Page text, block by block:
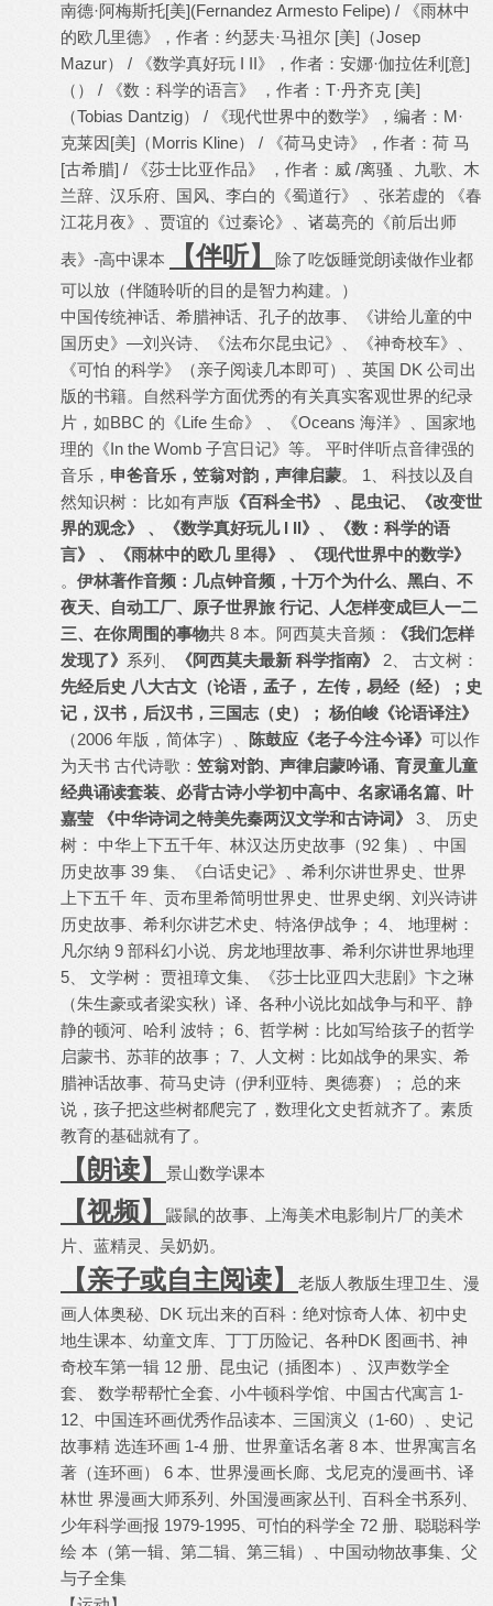
南德·阿梅斯托[美](Fernandez Armesto Felipe) / 《雨林中
的欧几里德》，作者：约瑟夫·马祖尔 [美]（Josep
Mazur） / 《数学真好玩 I II》，作者：安娜·伽拉佐利[意]
（） / 《数：科学的语言》 ，作者：T·丹齐克 [美]
（Tobias Dantzig） / 《现代世界中的数学》，编者：M·
克莱因[美]（Morris Kline） / 《荷马史诗》，作者：荷 马
[古希腊] / 《莎士比亚作品》 ，作者：威 /离骚 、九歌、木
兰辞、汉乐府、国风、李白的《蜀道行》 、张若虚的 《春
江花月夜》、贾谊的《过秦论》、诸葛亮的《前后出师
表》-高中课本
【伴听】
除了吃饭睡觉朗读做作业都
可以放（伴随聆听的目的是智力构建。）
中国传统神话、希腊神话、孔子的故事、《讲给儿童的中
国历史》—刘兴诗、《法布尔昆虫记》、《神奇校车》、
《可怕 的科学》（亲子阅读几本即可）、英国 DK 公司出
版的书籍。自然科学方面优秀的有关真实客观世界的纪录
片，如BBC 的《Life 生命》 、《Oceans 海洋》、国家地
理的《In the Womb 子宫日记》等。 平时伴听点音律强的
音乐， 申爸音乐，笠翁对韵，声律启蒙。 1、 科技以及自
然知识树： 比如有声版 《百科全书》 、昆虫记、《改变世
界的观念》 、《数学真好玩儿 I II》、《数：科学的语
言》 、《雨林中的欧几 里得》 、《现代世界中的数学》
。 伊林著作音频：几点钟音频，十万个为什么、黑白、不
夜天、自动工厂、原子世界旅 行记、人怎样变成巨人一二
三、在你周围的事物共 8 本。阿西莫夫音频：
《我们怎样
发现了》 系列、 《阿西莫夫最新 科学指南》
2、 古文树：
先经后史 八大古文（论语，孟子， 左传，易经（经）；史
记，汉书，后汉书，三国志（史）； 杨伯峻《论语译注》
（2006 年版，简体字）、
陈鼓应《老子今注今译》 可以作
为天书 古代诗歌： 笠翁对韵、声律启蒙吟诵、育灵童儿童
经典诵读套装、必背古诗小学初中高中、名家诵名篇、叶
嘉莹 《中华诗词之特美先秦两汉文学和古诗词》
3、 历史
树： 中华上下五千年、林汉达历史故事（92 集）、中国
历史故事 39 集、《白话史记》、希利尔讲世界史、世界
上下五千 年、贡布里希简明世界史、世界史纲、刘兴诗讲
历史故事、希利尔讲艺术史、特洛伊战争； 4、 地理树：
凡尔纳 9 部科幻小说、房龙地理故事、希利尔讲世界地理
5、 文学树： 贾祖璋文集、《莎士比亚四大悲剧》卞之琳
（朱生豪或者梁实秋）译、各种小说比如战争与和平、静
静的顿河、哈利 波特； 6、哲学树：比如写给孩子的哲学
启蒙书、苏菲的故事； 7、人文树：比如战争的果实、希
腊神话故事、荷马史诗（伊利亚特、奥德赛）； 总的来
说，孩子把这些树都爬完了，数理化文史哲就齐了。素质
教育的基础就有了。
【朗读】 景山数学课本
【视频】
鼹鼠的故事、上海美术电影制片厂的美术
片、蓝精灵、吴奶奶。
【亲子或自主阅读】
老版人教版生理卫生、漫
画人体奥秘、DK 玩出来的百科：绝对惊奇人体、初中史
地生课本、幼童文库、丁丁历险记、各种DK 图画书、神
奇校车第一辑 12 册、昆虫记（插图本）、汉声数学全
套、 数学帮帮忙全套、小牛顿科学馆、中国古代寓言 1-
12、中国连环画优秀作品读本、三国演义（1-60）、史记
故事精 选连环画 1-4 册、世界童话名著 8 本、世界寓言名
著（连环画） 6 本、世界漫画长廊、戈尼克的漫画书、译
林世 界漫画大师系列、外国漫画家丛刊、百科全书系列、
少年科学画报 1979-1995、可怕的科学全 72 册、聪聪科学
绘 本（第一辑、第二辑、第三辑）、中国动物故事集、父
与子全集